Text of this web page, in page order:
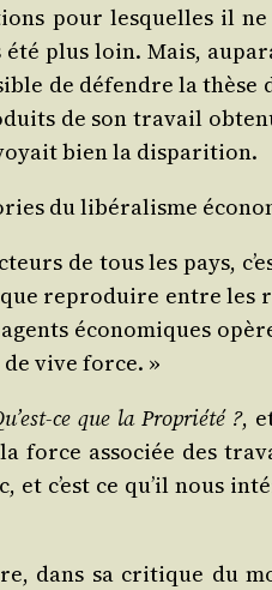
pour les­quelles il
plus loin. Mais,
de défendre la
de son tra­vail
bien la disparition.
du libé­ra­lisme
de tous les pays,
repro­duire entre les
éco­no­miques
vive force. »
ce que la Pro­prié­té ?,
asso­ciée des
c’est ce qu’il nous
dans sa cri­tique du